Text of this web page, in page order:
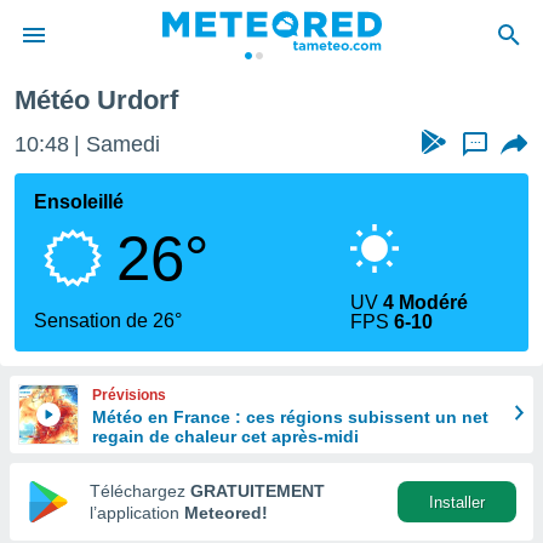
de
en
Météo Urdorf
10:48 Samedi ...
Ensoleillé
26°
Sensation de 26°
UV4 Modéré
FPS6-10
Prévisions
Météo en France : ces régions subissent un net
regain de chaleur cet après-midi
Téléchargez GRATUITEMENT
l’application Meteored!
Installer